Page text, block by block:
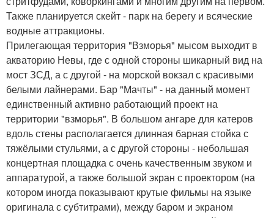
Также планируется скейт - парк на берегу и всяческие
водные аттракционы.
Прилегающая территория "Взморья" мысом выходит в
акваторию Невы, где с одной стороны шикарный вид на
мост ЗСД, а с другой - на морской вокзал с красивыми
белыми лайнерами. Бар "Мачты" - на данный момент
единственный активно работающий проект на
территории "взморья". В большом ангаре для катеров
вдоль стены располагается длинная барная стойка с
тяжёлыми стульями, а с другой стороны - небольшая
концертная площадка с очень качественным звуком и
аппаратурой, а также большой экран с проектором (на
котором иногда показывают крутые фильмы на языке
оригинала с субтитрами), между баром и экраном